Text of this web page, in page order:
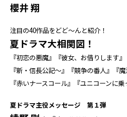
櫻井 翔
注目の40作品をどど～んと紹介！
夏ドラマ大相関図！
『初恋の悪魔』『彼女、お借りします
『新・信長公記～』『競争の番人』『魔
『赤いナースコール』『ユニコーンに
夏ドラマ主役メッセージ 第１弾